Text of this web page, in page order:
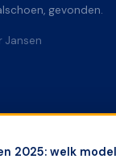
gevonden.
Jansen
2025: welk